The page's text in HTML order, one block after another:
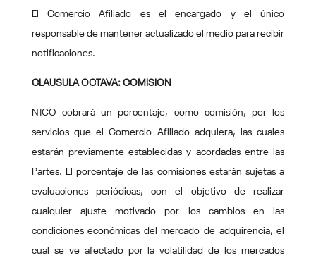
El Comercio Afiliado es el encargado y el único
responsable de mantener actualizado el medio para recibir
notificaciones.
CLAUSULA OCTAVA: COMISION
N1CO cobrará un porcentaje, como comisión, por los
servicios que el Comercio Afiliado adquiera, las cuales
estarán previamente establecidas y acordadas entre las
Partes. El porcentaje de las comisiones estarán sujetas a
evaluaciones periódicas, con el objetivo de realizar
cualquier ajuste motivado por los cambios en las
condiciones económicas del mercado de adquirencia, el
cual se ve afectado por la volatilidad de los mercados